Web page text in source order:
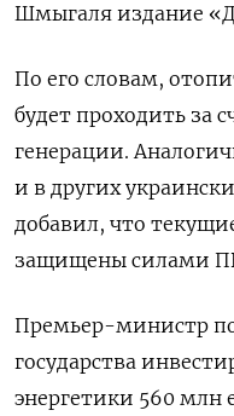
Шмыгаля издание
По его словам,
будет проходить за
генерации.
и в других
добавил, что
защищены силами
Премьер-министр
государства
энергетики 560 млн